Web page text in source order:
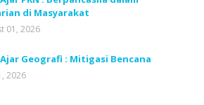
di Masyarakat
01, 2026
Geografi : Mitigasi Bencana
2026